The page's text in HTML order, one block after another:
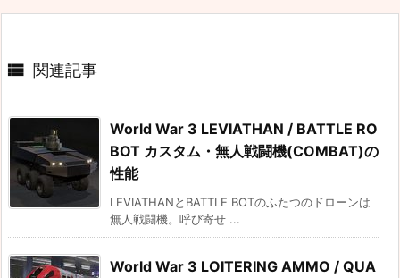
 関連記事
World War 3 LEVIATHAN / BATTLE RO
BOT カスタム・無人戦闘機(COMBAT)の
性能
LEVIATHANとBATTLE BOTのふたつのドローンは
無人戦闘機。呼び寄せ ...
World War 3 LOITERING AMMO / QUA